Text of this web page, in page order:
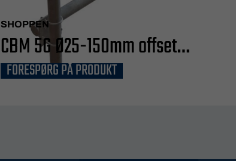
SHOPPEN
CBM 5G Ø25-150mm offset
1000mm
FORESPØRG PÅ PRODUKT